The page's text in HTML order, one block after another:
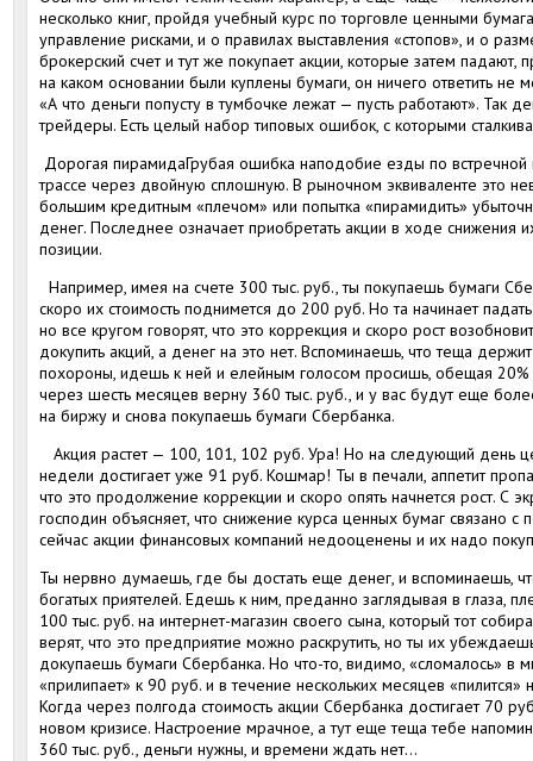
несколько книг, пройдя учебный курс по торговле ценными
управление рисками, и о правилах выставления «стопов», и о
брокерский счет и тут же покупает акции, которые затем падают,
на каком основании были куплены бумаги, он ничего ответить не
«А что деньги попусту в тумбочке лежат — пусть работают». Так
трейдеры. Есть целый набор типовых ошибок, с которыми
Дорогая пирамидаГрубая ошибка наподобие езды по встречной
трассе через двойную сплошную. В рыночном эквиваленте это
большим кредитным «плечом» или попытка «пирамидить»
денег. Последнее означает приобретать акции в ходе снижения
позиции.
Например, имея на счете 300 тыс. руб., ты покупаешь бумаги
скоро их стоимость поднимется до 200 руб. Но та начинает
но все кругом говорят, что это коррекция и скоро рост
докупить акций, а денег на это нет. Вспоминаешь, что теща
похороны, идешь к ней и елейным голосом просишь, обещая 20%
через шесть месяцев верну 360 тыс. руб., и у вас будут еще
на биржу и снова покупаешь бумаги Сбербанка.
Акция растет — 100, 101, 102 руб. Ура! Но на следующий день
недели достигает уже 91 руб. Кошмар! Ты в печали, аппетит
что это продолжение коррекции и скоро опять начнется рост. С
господин объясняет, что снижение курса ценных бумаг связано
сейчас акции финансовых компаний недооценены и их надо
Ты нервно думаешь, где бы достать еще денег, и вспоминаешь,
богатых приятелей. Едешь к ним, преданно заглядывая в глаза,
100 тыс. руб. на интернет-магазин своего сына, который тот
верят, что это предприятие можно раскрутить, но ты их
докупаешь бумаги Сбербанка. Но что-то, видимо, «сломалось» в
«прилипает» к 90 руб. и в течение нескольких месяцев «пилится»
Когда через полгода стоимость акции Сбербанка достигает 70
новом кризисе. Настроение мрачное, а тут еще теща тебе
360 тыс. руб., деньги нужны, и времени ждать нет…